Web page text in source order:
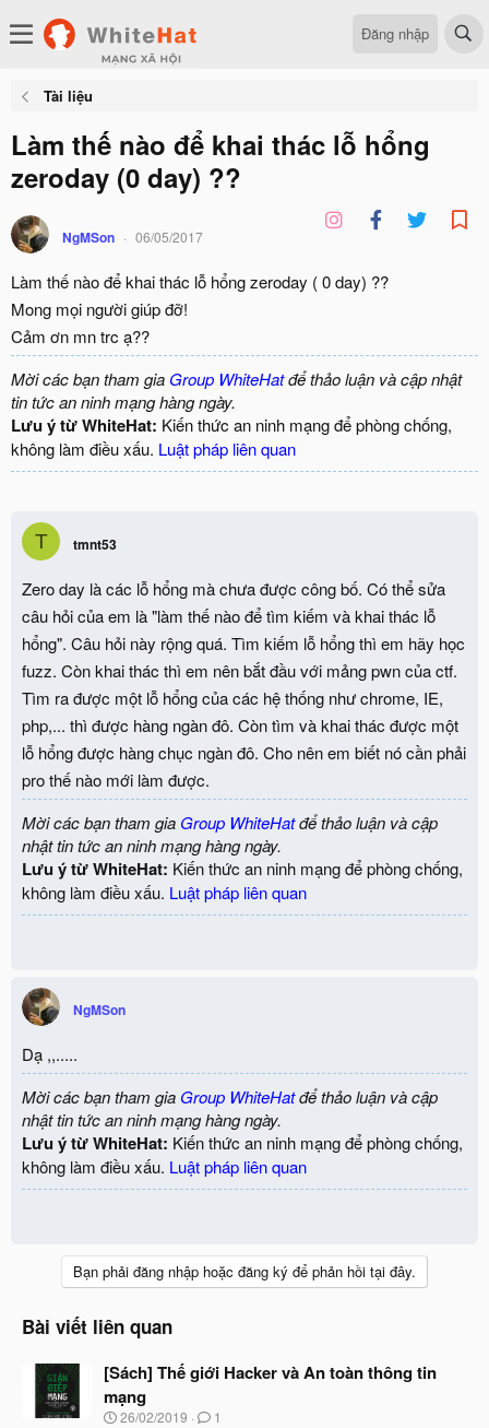
Đăng nhập
Tài liệu
Làm thế nào để khai thác lỗ hổng
zeroday (0 day) ??
NgMSon 06/05/2017
Làm thế nào để khai thác lỗ hổng zeroday ( 0 day) ??
Mong mọi người giúp đỡ!
Cảm ơn mn trc ạ??
Mời các bạn tham gia Group WhiteHatđể thảo luận và cập nhật
tin tức an ninh mạng hàng ngày.
Lưu ý từ WhiteHat: Kiến thức an ninh mạng để phòng chống,
không làm điều xấu. Luật pháp liên quan
T tmnt53
Zero day là các lỗ hổng mà chưa được công bố. Có thể sửa
câu hỏi của em là "làm thế nào để tìm kiếm và khai thác lỗ
hổng". Câu hỏi này rộng quá. Tìm kiếm lỗ hổng thì em hãy học
fuzz. Còn khai thác thì em nên bắt đầu với mảng pwn của ctf.
Tìm ra được một lỗ hổng của các hệ thống như chrome, IE,
php,... thì được hàng ngàn đô. Còn tìm và khai thác được một
lỗ hổng được hàng chục ngàn đô. Cho nên em biết nó cần phải
pro thế nào mới làm được.
Mời các bạn tham gia Group WhiteHatđể thảo luận và cập
nhật tin tức an ninh mạng hàng ngày.
Lưu ý từ WhiteHat: Kiến thức an ninh mạng để phòng chống,
không làm điều xấu. Luật pháp liên quan
NgMSon
Dạ ,,.....
Mời các bạn tham gia Group WhiteHatđể thảo luận và cập
nhật tin tức an ninh mạng hàng ngày.
Lưu ý từ WhiteHat: Kiến thức an ninh mạng để phòng chống,
không làm điều xấu. Luật pháp liên quan
Bạn phải đăng nhập hoặc đăng ký để phản hồi tại đây.
Bài viết liên quan
[Sách] Thế giới Hacker và An toàn thông tin
mạng
N
26/02/2019 1